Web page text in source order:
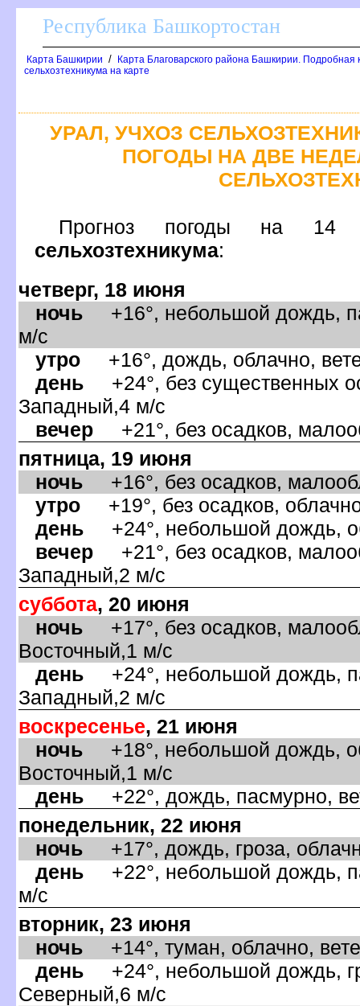
Республика Башкортостан
Карта Башкирии /
Карта Благоварского района Башкирии. Подробная
сельхозтехникума на карте
УРАЛ, УЧХОЗ
ПОГОДЫ НА ДВЕ
Прогноз погоды
сельхозтехникума:
четверг, 18 июня
ночь +16°, небольшой дождь,
м/с
утро +16°, дождь, облачно,
день +24°, без существенных
Западный,4 м/с
ечер +21°, без осадков,
пятница, 19 июня
ночь +16°, без осадков,
утро +19°, без осадков,
день +24°, небольшой дождь,
ечер +21°, без осадков,
Западный,2 м/с
суббота, 20 июня
ночь +17°, без осадков,
осточный,1 м/с
день +24°, небольшой дождь,
Западный,2 м/с
оскресенье, 21 июня
ночь +18°, небольшой дождь,
осточный,1 м/с
день +22°, дождь, пасмурно,
понедельник, 22 июня
ночь +17°, дождь, гроза,
день +22°, небольшой дождь,
м/с
торник, 23 июня
ночь +14°, туман, облачно,
день +24°, небольшой дождь,
Северный,6 м/с